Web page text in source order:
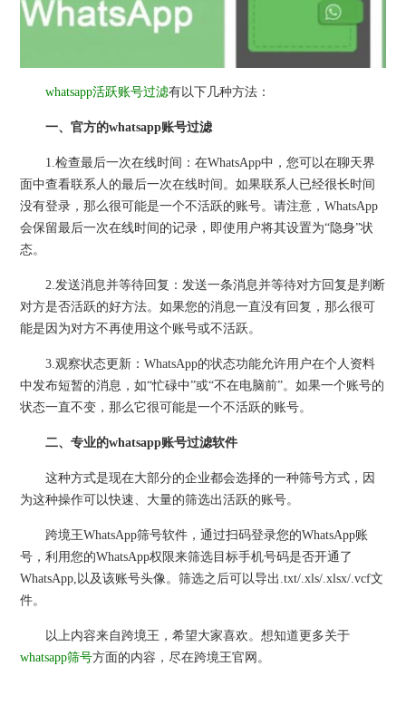
whatsapp活跃账号过滤有以下几种方法：
一、官方的whatsapp账号过滤
1.检查最后一次在线时间：在WhatsApp中，您可以在聊天界
面中查看联系人的最后一次在线时间。如果联系人已经很长时间
没有登录，那么很可能是一个不活跃的账号。请注意，WhatsApp
会保留最后一次在线时间的记录，即使用户将其设置为“隐身”状
态。
2.发送消息并等待回复：发送一条消息并等待对方回复是判断
对方是否活跃的好方法。如果您的消息一直没有回复，那么很可
能是因为对方不再使用这个账号或不活跃。
3.观察状态更新：WhatsApp的状态功能允许用户在个人资料
中发布短暂的消息，如“忙碌中”或“不在电脑前”。如果一个账号的
状态一直不变，那么它很可能是一个不活跃的账号。
二、专业的whatsapp账号过滤软件
这种方式是现在大部分的企业都会选择的一种筛号方式，因
为这种操作可以快速、大量的筛选出活跃的账号。
跨境王WhatsApp筛号软件，通过扫码登录您的WhatsApp账
号，利用您的WhatsApp权限来筛选目标手机号码是否开通了
WhatsApp,以及该账号头像。筛选之后可以导出.txt/.xls/.xlsx/.vcf文
件。
以上内容来自跨境王，希望大家喜欢。想知道更多关于
whatsapp筛号方面的内容，尽在跨境王官网。